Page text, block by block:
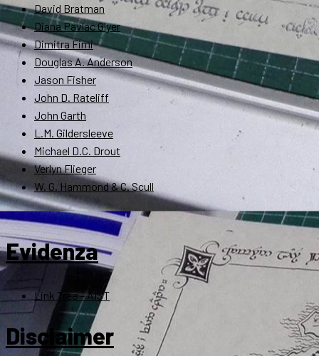
David Bratman
Diana Pavlac Glyer
Dimitra Fimi
Douglas A. Anderson
Jason Fisher
John D. Rateliff
John Garth
L.M. Gildersleeve
Michael D.C. Drout
Verlyn Flieger
W. G. Hammond & C. Scull
Evidenza
Link Tree – AIST
Disclaimer